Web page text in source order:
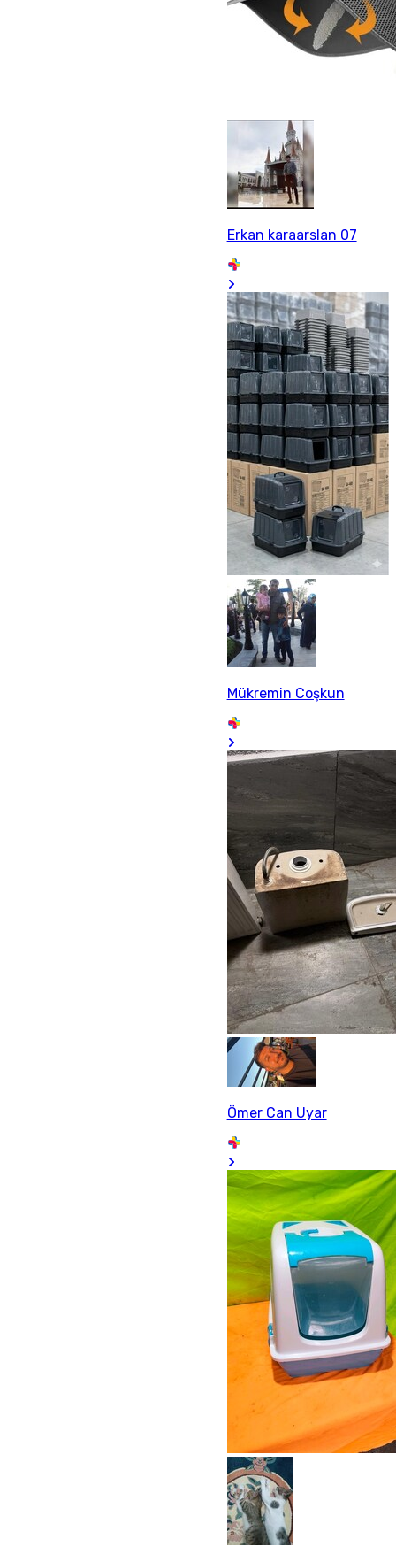
Erkan karaarslan 07
Mükremin Coşkun
Ömer Can Uyar